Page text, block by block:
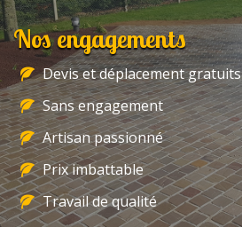
Nos engagements
Devis et déplacement gratuits
Sans engagement
Artisan passionné
Prix imbattable
Travail de qualité